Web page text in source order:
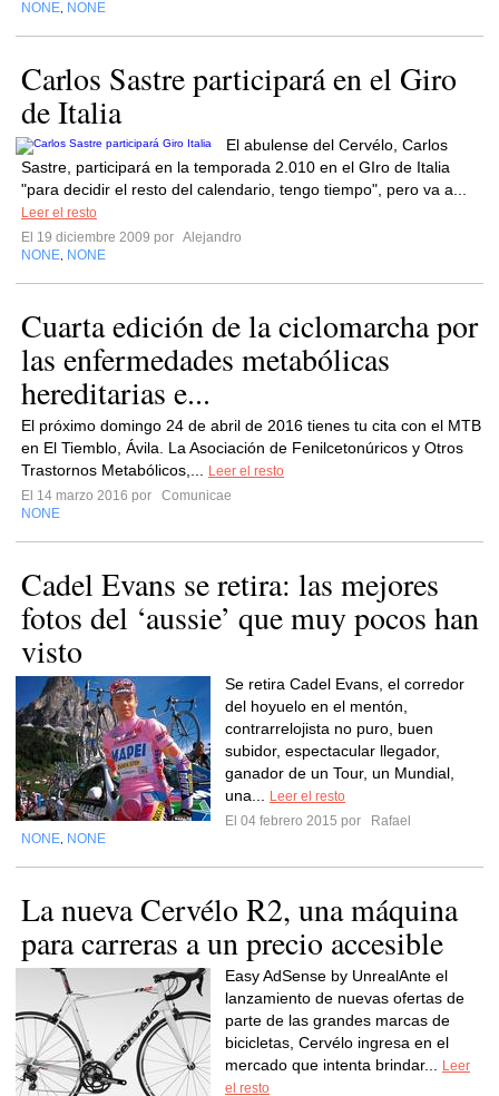
NONE NONE
Carlos Sastre participará en el Giro
de Italia
El abulense del Cervélo, Carlos
Sastre, participará en la temporada 2.010 en el GIro de Italia
"para decidir el resto del calendario, tengo tiempo", pero va a...
Leer el resto
El 19 diciembre 2009 por Alejandro
NONE NONE
Cuarta edición de la ciclomarcha por
las enfermedades metabólicas
hereditarias e...
El próximo domingo 24 de abril de 2016 tienes tu cita con el MTB
en El Tiemblo, Ávila. La Asociación de Fenilcetonúricos y Otros
Trastornos Metabólicos,...
Leer el resto
El 14 marzo 2016 por
Comunicae
NONE
Cadel Evans se retira: las mejores
fotos del ‘aussie’ que muy pocos han
visto
Se retira Cadel Evans, el corredor
del hoyuelo en el mentón,
contrarrelojista no puro, buen
subidor, espectacular llegador,
ganador de un Tour, un Mundial,
una...
Leer el resto
El 04 febrero 2015 por
Rafael
NONE NONE
La nueva Cervélo R2, una máquina
para carreras a un precio accesible
Easy AdSense by UnrealAnte el
lanzamiento de nuevas ofertas de
parte de las grandes marcas de
bicicletas, Cervélo ingresa en el
mercado que intenta brindar...
Leer
el resto